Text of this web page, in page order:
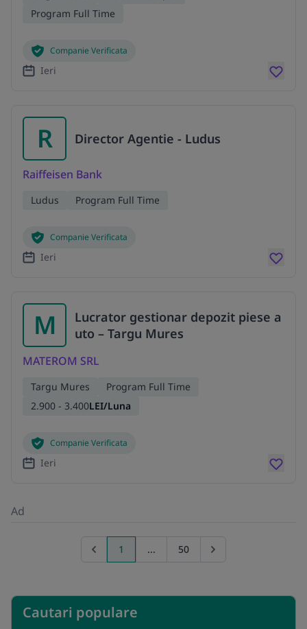
Program Full Time
Companie Verificata
Ieri
R Director Agentie - Ludus
Raiffeisen Bank
Ludus Program Full Time
Companie Verificata
Ieri
M
Lucrator gestionar depozit piese a
uto – Targu Mures
MATEROM SRL
Targu Mures
Program Full Time
2.900 - 3.400LEI/Luna
Companie Verificata
Ieri
Ad
Previous page
1 ... 50 Go to next page
Cautari populare